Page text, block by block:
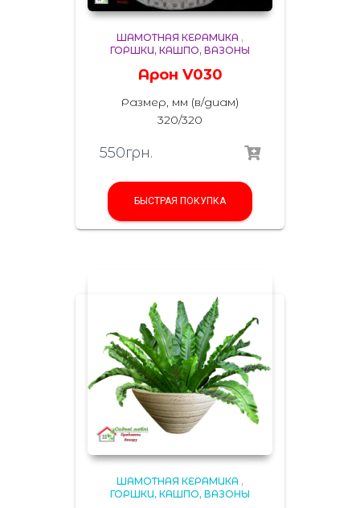
ШАМОТНАЯ КЕРАМИКА ,
ГОРШКИ, КАШПО, ВАЗОНЫ
Арон V030
Размер, мм (в/диам)
320/320
550грн.
БЫСТРАЯ ПОКУПКА
ШАМОТНАЯ КЕРАМИКА ,
ГОРШКИ, КАШПО, ВАЗОНЫ